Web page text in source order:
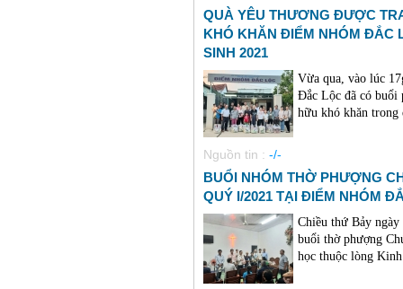
QUÀ YÊU THƯƠNG ĐƯỢC
KHÓ KHĂN ĐIỂM NHÓM ĐẮC
SINH 2021
Vừa qua, vào lúc
Đắc Lộc đã có buổi
hữu khó khăn trong
Nguồn tin : -/-
BUỔI NHÓM THỜ PHƯỢNG
QUÝ I/2021 TẠI ĐIỂM NHÓM
Chiều thứ Bảy
buổi thờ phượng
học thuộc lòng